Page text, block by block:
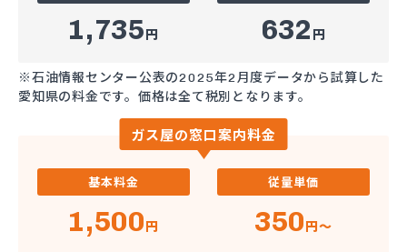
1,735円 632 円
※石油情報センター公表の2025年2月度データから試算した
愛知県の料金です。価格は全て税別となります。
ガス屋の窓口案内料金
基本料金
1,500円
従量単価
350円～